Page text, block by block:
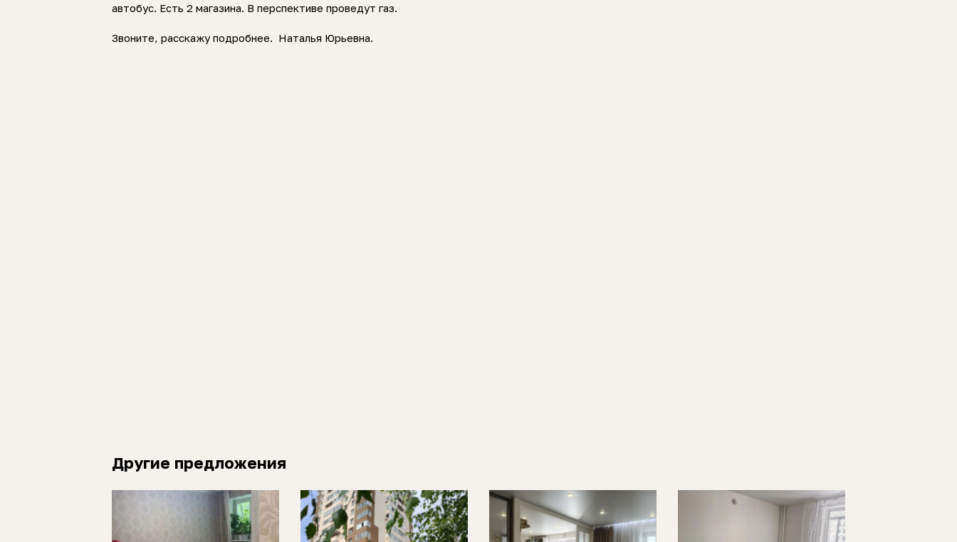
автобус. Есть 2 магазина. В перспективе проведут газ.
Звоните, расскажу подробнее. Наталья Юрьевна.
Другие предложения